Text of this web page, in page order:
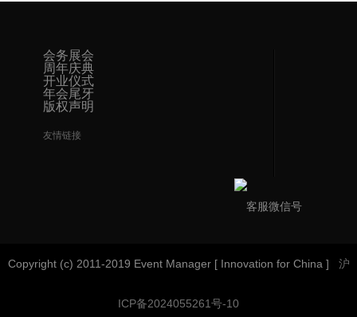
会务展会
周年庆典
开业仪式
年会尾牙
版权声明
友情链接
客服微信号
Copyright (c) 2011-2019 Event Manager [ Innovation for China ] 沪
ICP备2024055261号-10